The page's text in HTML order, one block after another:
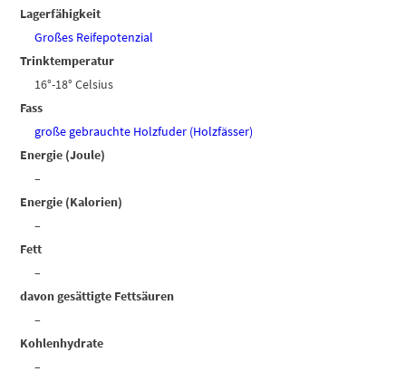
Lagerfähigkeit
Großes Reifepotenzial
Trinktemperatur
16°-18° Celsius
Fass
große gebrauchte Holzfuder (Holzfässer)
Energie (Joule)
–
Energie (Kalorien)
–
Fett
–
davon gesättigte Fettsäuren
–
Kohlenhydrate
–